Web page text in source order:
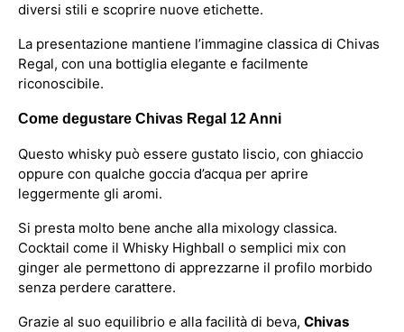
diversi stili e scoprire nuove etichette.
La presentazione mantiene l’immagine classica di Chivas
Regal, con una bottiglia elegante e facilmente
riconoscibile.
Come degustare Chivas Regal 12 Anni
Questo whisky può essere gustato liscio, con ghiaccio
oppure con qualche goccia d’acqua per aprire
leggermente gli aromi.
Si presta molto bene anche alla mixology classica.
Cocktail come il Whisky Highball o semplici mix con
ginger ale permettono di apprezzarne il profilo morbido
senza perdere carattere.
Grazie al suo equilibrio e alla facilità di beva, Chivas